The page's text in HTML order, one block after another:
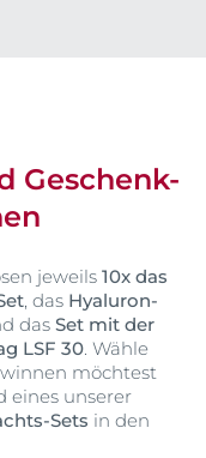
Geschenk-
jeweils 10x das
, das Hyaluron-
das Set mit der
LSF 30. Wähle
möchtest
eines unserer
Sets in den